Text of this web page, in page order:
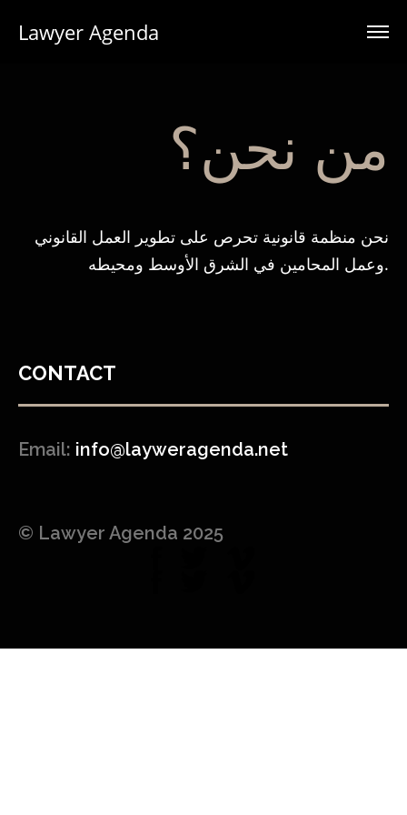
Lawyer Agenda
من نحن؟
وعمل المحامين في الشرق الأوسط ومحيطه.
CONTACT
Email: info@layweragenda.net
© Lawyer Agenda 2025